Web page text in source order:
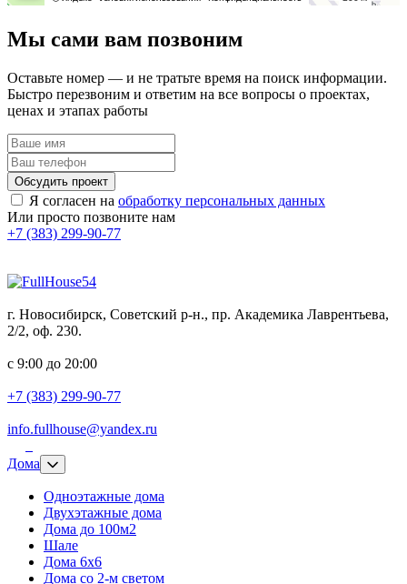
Мы сами вам позвоним
Оставьте номер — и не тратьте время на поиск информации.
Быстро перезвоним и ответим на все вопросы о проектах,
ценах и этапах работы
Обсудить проект
Я согласен на обработку персональных данных
Или просто позвоните нам
+7 (383) 299-90-77
г. Новосибирск, Советский р-н., пр. Академика Лаврентьева,
2/2, оф. 230.
с 9:00 до 20:00
+7 (383) 299-90-77
info.fullhouse@yandex.ru
Дома
Одноэтажные дома
Двухэтажные дома
Дома до 100м2
Шале
Дома 6х6
Дома со 2-м светом